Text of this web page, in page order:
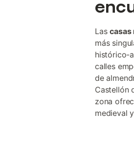
Lascasas
más
histórico-
calles
de
Castellón
zona
medieval